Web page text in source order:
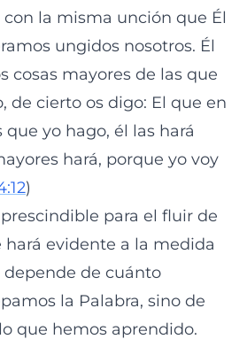
la misma unción que Él
ungidos nosotros. Él
cosas mayores de las que
de cierto os digo: El que en
que yo hago, él las hará
hará, porque yo voy
)
para el fluir de
hará evidente a la medida
depende de cuánto
la Palabra, sino de
que hemos aprendido.